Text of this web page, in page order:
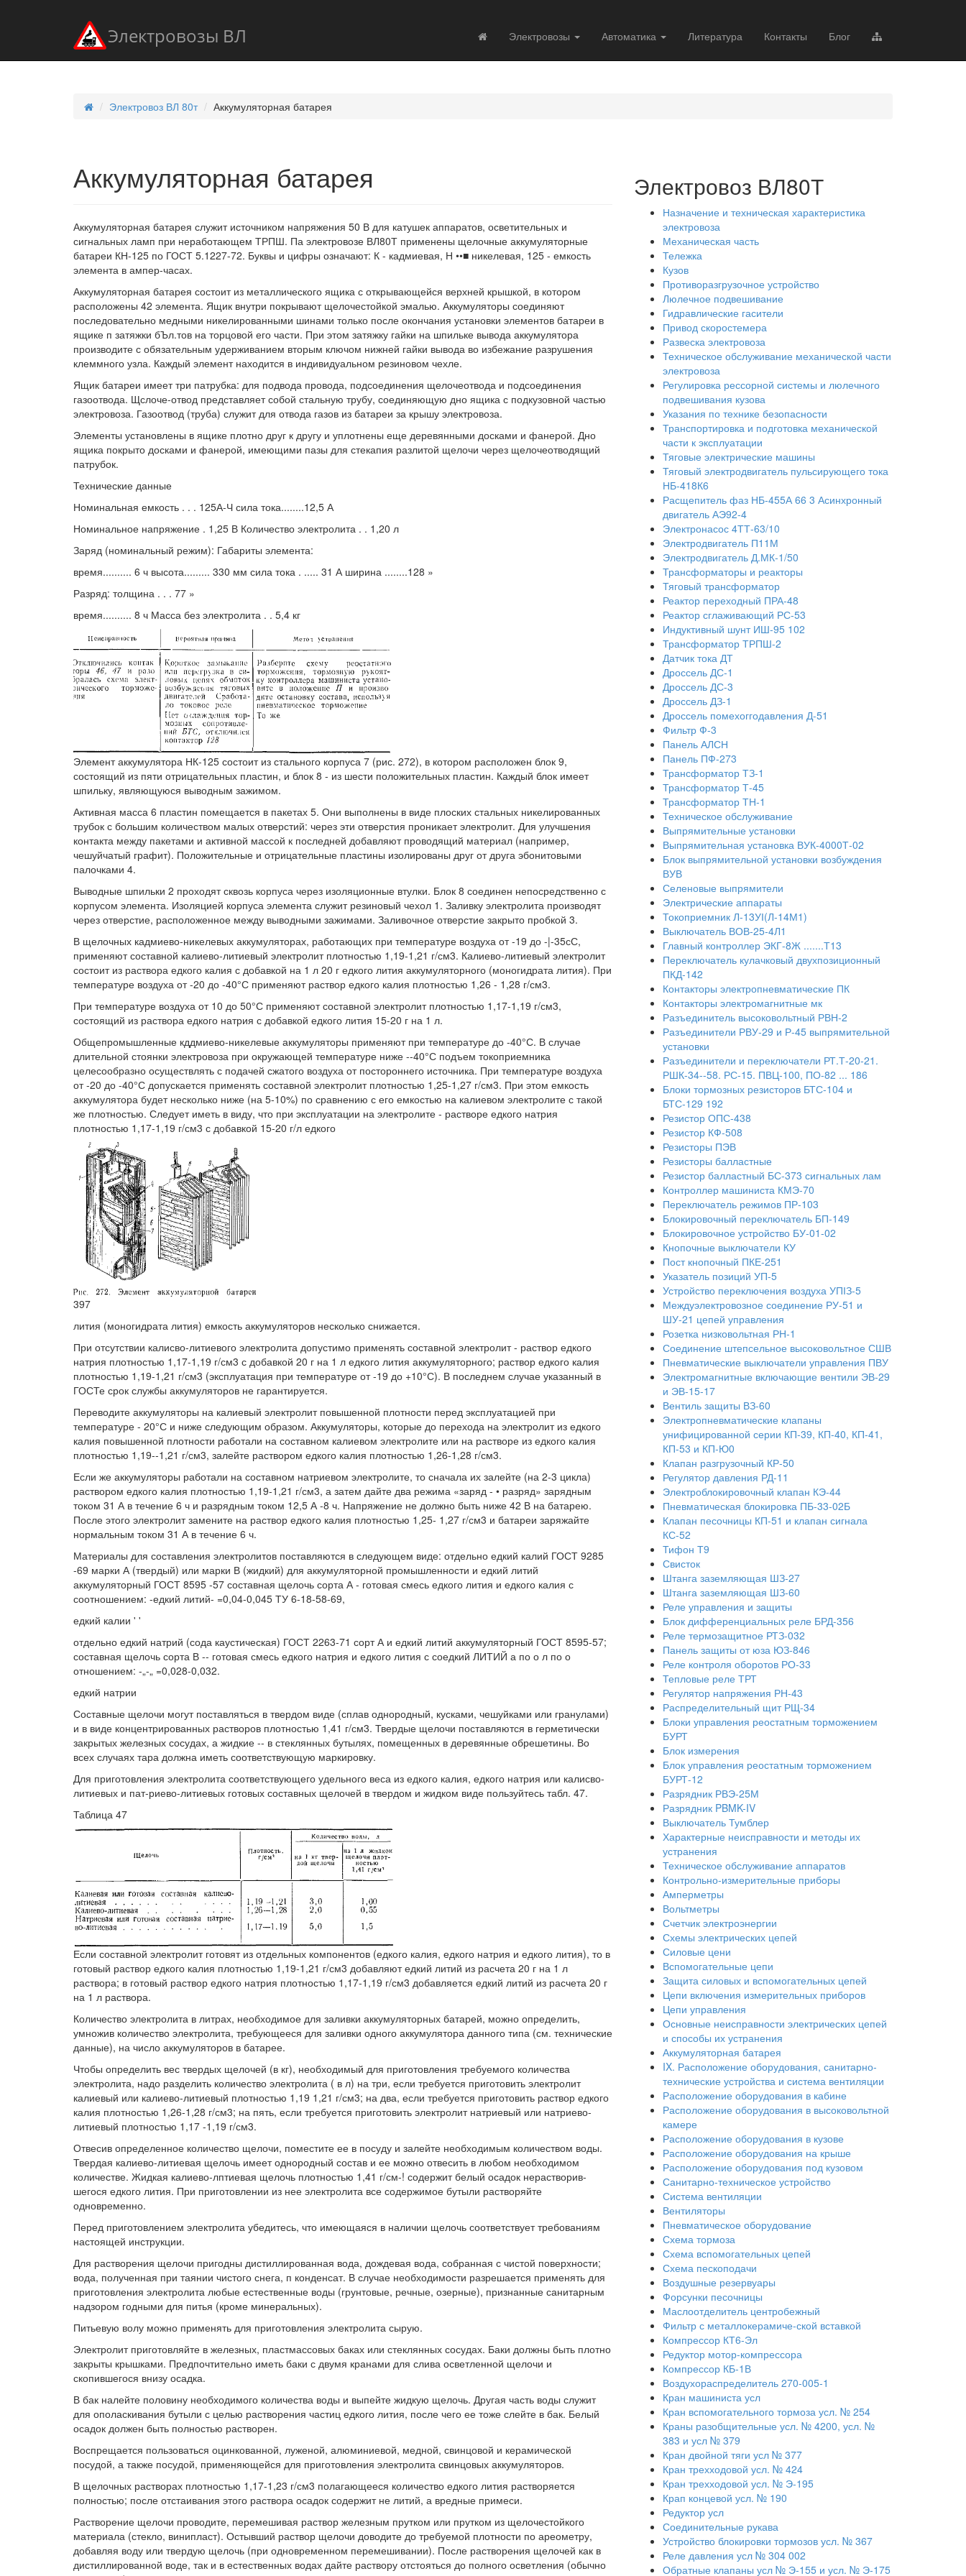
Электровозы ВЛ Электровозы Автоматика Литература Контакты Блог
Электровоз ВЛ 80т Аккумуляторная батарея
Аккумуляторная батарея
Аккумуляторная батарея служит источником напряжения 50 В для катушек аппаратов, осветительных и
сигнальных ламп при неработающем ТРПШ. Па электровозе ВЛ80Т применены щелочные аккумуляторные
батареи КН-125 по ГОСТ 5.1227-72. Буквы и цифры означают: К - кадмиевая, Н ••■ никелевая, 125 - емкость
элемента в ампер-часах.
Аккумуляторная батарея состоит из металлического ящика с открывающейся верхней крышкой, в котором
расположены 42 элемента. Ящик внутри покрывают щелочестойкой эмалью. Аккумуляторы соединяют
последовательно медными никелированными шинами только после окончания установки элементов батареи в
ящике п затяжки бЪл.тов на торцовой его части. При этом затяжку гайки на шпильке вывода аккумулятора
производите с обязательным удерживанием вторым ключом нижней гайки вывода во избежание разрушения
клеммного узла. Каждый элемент находится в индивидуальном резиновом чехле.
Ящик батареи имеет три патрубка: для подвода провода, подсоединения щелочеотвода и подсоединения
газоотвода. Щслоче-отвод представляет собой стальную трубу, соединяющую дно ящика с подкузовной частью
электровоза. Газоотвод (труба) служит для отвода газов из батареи за крышу электровоза.
Элементы установлены в ящике плотно друг к другу и уплотнены еще деревянными досками и фанерой. Дно
ящика покрыто досками и фанерой, имеющими пазы для стекапия разлитой щелочи через щелочеотводящий
патрубок.
Технические данные
Номинальная емкость . . . 125А-Ч сила тока........12,5 А
Номинальное напряжение . 1,25 В Количество электролита . . 1,20 л
Заряд (номинальный режим): Габариты элемента:
время.......... 6 ч высота......... 330 мм сила тока . ..... 31 А ширина ........128 »
Разряд: толщина . . . 77 »
время.......... 8 ч Масса без электролита . . 5,4 кг
Элемент аккумулятора НК-125 состоит из стального корпуса 7 (рис. 272), в котором расположен блок 9,
состоящий из пяти отрицательных пластин, и блок 8 - из шести положительных пластин. Каждый блок имеет
шпильку, являющуюся выводным зажимом.
Активная масса 6 пластин помещается в пакетах 5. Они выполнены в виде плоских стальных никелированных
трубок с большим количеством малых отверстий: через эти отверстия проникает электролит. Для улучшения
контакта между пакетами и активной массой к последней добавляют проводящий материал (например,
чешуйчатый графит). Положительные и отрицательные пластины изолированы друг от друга эбонитовыми
палочками 4.
Выводные шпильки 2 проходят сквозь корпуса через изоляционные втулки. Блок 8 соединен непосредственно с
корпусом элемента. Изоляцией корпуса элемента служит резиновый чехол 1. Заливку электролита производят
через отверстие, расположенное между выводными зажимами. Заливочное отверстие закрыто пробкой 3.
В щелочных кадмиево-никелевых аккумуляторах, работающих при температуре воздуха от -19 до -|-35сС,
применяют составной калиево-литиевый электролит плотностью 1,19-1,21 г/см3. Калиево-литиевый электролит
состоит из раствора едкого калия с добавкой на 1 л 20 г едкого лития аккумуляторного (моногидрата лития). При
температуре воздуха от -20 до -40°С применяют раствор едкого калия плотностью 1,26 - 1,28 г/см3.
При температуре воздуха от 10 до 50°С применяют составной электролит плотностью 1,17-1,19 г/см3,
состоящий из раствора едкого натрия с добавкой едкого лития 15-20 г на 1 л.
Общепромышленные кддмиево-никелевые аккумуляторы применяют при температуре до -40°С. В случае
длительной стоянки электровоза при окружающей температуре ниже --40°С подъем токоприемника
целесообразно осуществлять с подачей сжатого воздуха от постороннего источника. При температуре воздуха
от -20 до -40°С допускается применять составной электролит плотностью 1,25-1,27 г/см3. При этом емкость
аккумулятора будет несколько ниже (на 5-10%) по сравнению с его емкостью на калиевом электролите с такой
же плотностью. Следует иметь в виду, что при эксплуатации на электролите - растворе едкого натрия
плотностью 1,17-1,19 г/см3 с добавкой 15-20 г/л едкого
397
лития (моногидрата лития) емкость аккумуляторов несколько снижается.
При отсутствии калисво-литиевого электролита допустимо применять составной электролит - раствор едкого
натрия плотностью 1,17-1,19 г/см3 с добавкой 20 г на 1 л едкого лития аккумуляторного; раствор едкого калия
плотностью 1,19-1,21 г/см3 (эксплуатация при температуре от -19 до +10°С). В последнем случае указанный в
ГОСТе срок службы аккумуляторов не гарантируется.
Переводите аккумуляторы на калиевый электролит повышенной плотности перед эксплуатацией при
температуре - 20°С и ниже следующим образом. Аккумуляторы, которые до перехода на электролит из едкого
калия повышенной плотности работали на составном калиевом электролите или на растворе из едкого калия
плотностью 1,19--1,21 г/см3, залейте раствором едкого калия плотностью 1,26-1,28 г/см3.
Если же аккумуляторы работали на составном натриевом электролите, то сначала их залейте (на 2-3 цикла)
раствором едкого калия плотностью 1,19-1,21 г/см3, а затем дайте два режима «заряд - • разряд» зарядным
током 31 А в течение 6 ч и разрядным током 12,5 А -8 ч. Напряжение не должно быть ниже 42 В на батарею.
После этого электролит замените на раствор едкого калия плотностью 1,25- 1,27 г/см3 и батареи заряжайте
нормальным током 31 А в течение 6 ч.
Материалы для составления электролитов поставляются в следующем виде: отдельно едкий калий ГОСТ 9285
-69 марки А (твердый) или марки В (жидкий) для аккумуляторной промышленности и едкий литий
аккумуляторный ГОСТ 8595 -57 составная щелочь сорта А - готовая смесь едкого лития и едкого калия с
соотношением: -едкий литий- =0,04-0,045 ТУ 6-18-58-69,
едкий калии ' '
отдельно едкий натрий (сода каустическая) ГОСТ 2263-71 сорт А и едкий литий аккумуляторный ГОСТ 8595-57;
составная щелочь сорта В -- готовая смесь едкого натрия и едкого лития с соедкий ЛИТИЙ а по о л по о
отношением: -„-„ =0,028-0,032.
едкий натрии
Составные щелочи могут поставляться в твердом виде (сплав однородный, кусками, чешуйками или гранулами)
и в виде концентрированных растворов плотностью 1,41 г/см3. Твердые щелочи поставляются в герметически
закрытых железных сосудах, а жидкие -- в стеклянных бутылях, помещенных в деревянные обрешетины. Во
всех случаях тара должна иметь соответствующую маркировку.
Для приготовления электролита соответствующего удельного веса из едкого калия, едкого натрия или калисво-
литиевых и пат-риево-литиевых готовых составных щелочей в твердом и жидком виде пользуйтесь табл. 47.
Таблица 47
Если составной электролит готовят из отдельных компонентов (едкого калия, едкого натрия и едкого лития), то в
готовый раствор едкого калия плотностью 1,19-1,21 г/см3 добавляют едкий литий из расчета 20 г на 1 л
раствора; в готовый раствор едкого натрия плотностью 1,17-1,19 г/см3 добавляется едкий литий из расчета 20 г
на 1 л раствора.
Количество электролита в литрах, необходимое для заливки аккумуляторных батарей, можно определить,
умножив количество электролита, требующееся для заливки одного аккумулятора данного типа (см. технические
данные), на число аккумуляторов в батарее.
Чтобы определить вес твердых щелочей (в кг), необходимый для приготовления требуемого количества
электролита, надо разделить количество электролита ( в л) на три, если требуется приготовить электролит
калиевый или калиево-литиевый плотностью 1,19 1,21 г/см3; на два, если требуется приготовить раствор едкого
калия плотностью 1,26-1,28 г/см3; на пять, если требуется приготовить электролит натриевый или натриево-
литиевый плотностью 1,17 -1,19 г/см3.
Отвесив определенное количество щелочи, поместите ее в посуду и залейте необходимым количеством воды.
Твердая калиево-литиевая щелочь имеет однородный состав и ее можно отвесить в любом необходимом
количестве. Жидкая калиево-лптиевая щелочь плотностью 1,41 г/см-! содержит белый осадок нерастворив-
шегося едкого лития. При приготовлении из нее электролита все содержимое бутыли растворяйте
одновременно.
Перед приготовлением электролита убедитесь, что имеющаяся в наличии щелочь соответствует требованиям
настоящей инструкции.
Для растворения щелочи пригодны дистиллированная вода, дождевая вода, собранная с чистой поверхности;
вода, полученная при таянии чистого снега, п конденсат. В случае необходимости разрешается применять для
приготовления электролита любые естественные воды (грунтовые, речные, озерные), признанные санитарным
надзором годными для питья (кроме минеральных).
Питьевую волу можно применять для приготовления электролита сырую.
Электролит приготовляйте в железных, пластмассовых баках или стеклянных сосудах. Баки должны быть плотно
закрыты крышками. Предпочтительно иметь баки с двумя кранами для слива осветленной щелочи и
скопившегося внизу осадка.
В бак налейте половину необходимого количества воды и выпейте жидкую щелочь. Другая часть воды служит
для ополаскивания бутыли с целью растворения частиц едкого лития, после чего ее тоже слейте в бак. Белый
осадок должен быть полностью растворен.
Воспрещается пользоваться оцинкованной, луженой, алюминиевой, медной, свинцовой и керамической
посудой, а также посудой, применяющейся для приготовления электролита свинцовых аккумуляторов.
В щелочных растворах плотностью 1,17-1,23 г/см3 полагающееся количество едкого лития растворяется
полностью; после отстаивания этого раствора осадок содержит не литий, а вредные примеси.
Растворение щелочи проводите, перемешивая раствор железным прутком или прутком из щелочестойкого
материала (стекло, винипласт). Остывший раствор щелочи доводите до требуемой плотности по ареометру,
добавляя воду или твердую щелочь (при одновременном перемешивании). После растворения щелочей как в
дистиллированной воде, так и в естественных водах дайте раствору отстояться до полного осветления (обычно
Электровоз ВЛ80Т
Назначение и техническая характеристика
электровоза
Механическая часть
Тележка
Кузов
Противоразгрузочное устройство
Люлечное подвешивание
Гидравлические гасители
Привод скоростемера
Развеска электровоза
Техническое обслуживание механической части
электровоза
Регулировка рессорной системы и люлечного
подвешивания кузова
Указания по технике безопасности
Транспортировка и подготовка механической
части к эксплуатации
Тяговые электрические машины
Тяговый электродвигатель пульсирующего тока
НБ-418К6
Расщепитель фаз НБ-455А 66 3 Асинхронный
двигатель АЭ92-4
Электронасос 4ТТ-63/10
Электродвигатель П11М
Электродвигатель Д.МК-1/50
Трансформаторы и реакторы
Тяговый трансформатор
Реактор переходный ПРА-48
Реактор сглаживающий РС-53
Индуктивный шунт ИШ-95 102
Трансформатор ТРПШ-2
Датчик тока ДТ
Дроссель ДС-1
Дроссель ДС-3
Дроссель ДЗ-1
Дроссель помехоггодавления Д-51
Фильтр Ф-3
Панель АЛСН
Панель ПФ-273
Трансформатор ТЗ-1
Трансформатор Т-45
Трансформатор ТН-1
Техническое обслуживание
Выпрямительные установки
Выпрямительная установка ВУК-4000Т-02
Блок выпрямительной установки возбуждения
ВУВ
Селеновые выпрямители
Электрические аппараты
Токоприемник Л-13УІ(Л-14М1)
Выключатель ВОВ-25-4Л1
Главный контроллер ЭКГ-8Ж .......Т13
Переключатель кулачковый двухпозиционный
ПКД-142
Контакторы электропневматические ПК
Контакторы электромагнитные мк
Разъединитель высоковольтный РВН-2
Разъединители РВУ-29 и Р-45 выпрямительной
установки
Разъединители и переключатели РТ.Т-20-21.
РШК-34--58. РС-15. ПВЦ-100, ПО-82 ... 186
Блоки тормозных резисторов БТС-104 и
БТС-129 192
Резистор ОПС-438
Резистор КФ-508
Резисторы ПЭВ
Резисторы балластные
Резистор балластный БС-373 сигнальных лам
Контроллер машиниста КМЭ-70
Переключатель режимов ПР-103
Блокировочный переключатель БП-149
Блокировочное устройство БУ-01-02
Кнопочные выключатели КУ
Пост кнопочный ПКЕ-251
Указатель позиций УП-5
Устройство переключения воздуха УПІЗ-5
Междуэлектровозное соединение РУ-51 и
ШУ-21 цепей управления
Розетка низковольтная РН-1
Соединение штепсельное высоковольтное СШВ
Пневматические выключатели управления ПВУ
Электромагнитные включающие вентили ЭВ-29
и ЭВ-15-17
Вентиль защиты ВЗ-60
Электропневматические клапаны
унифицированной серии КП-39, КП-40, КП-41,
КП-53 и КП-Ю0
Клапан разгрузочный КР-50
Регулятор давления РД-11
Электроблокировочный клапан КЭ-44
Пневматическая блокировка ПБ-33-02Б
Клапан песочницы КП-51 и клапан сигнала
КС-52
Тифон Т9
Свисток
Штанга заземляющая ШЗ-27
Штанга заземляющая ШЗ-60
Реле управления и защиты
Блок дифференциальных реле БРД-356
Реле термозащитное РТЗ-032
Панель защиты от юза ЮЗ-846
Реле контроля оборотов РО-33
Тепловые реле ТРТ
Регулятор напряжения РН-43
Распределительный щит РЩ-34
Блоки управления реостатным торможением
БУРТ
Блок измерения
Блок управления реостатным торможением
БУРТ-12
Разрядник РВЭ-25М
Разрядник PBMK-IV
Выключатель Тумблер
Характерные неисправности и методы их
устранения
Техническое обслуживание аппаратов
Контрольно-измерительные приборы
Амперметры
Вольтметры
Счетчик электроэнергии
Схемы электрических цепей
Силовые цени
Вспомогательные цепи
Защита силовых и вспомогательных цепей
Цепи включения измерительных приборов
Цепи управления
Основные неисправности электрических цепей
и способы их устранения
Аккумуляторная батарея
IX. Расположение оборудования, санитарно-
технические устройства и система вентиляции
Расположение оборудования в кабине
Расположение оборудования в высоковольтной
камере
Расположение оборудования в кузове
Расположение оборудования на крыше
Расположение оборудования под кузовом
Санитарно-техническое устройство
Система вентиляции
Вентиляторы
Пневматическое оборудование
Схема тормоза
Схема вспомогательных цепей
Схема пескоподачи
Воздушные резервуары
Форсунки песочницы
Маслоотделитель центробежный
Фильтр с металлокерамиче-ской вставкой
Компрессор КТ6-Эл
Редуктор мотор-компрессора
Компрессор КБ-1В
Воздухораспределитель 270-005-1
Кран машиниста усл
Кран вспомогательного тормоза усл. № 254
Краны разобщительные усл. № 4200, усл. №
383 и усл № 379
Кран двойной тяги усл № 377
Кран трехходовой усл. № 424
Кран трехходовой усл. № Э-195
Крап концевой усл. № 190
Редуктор усл
Соединительные рукава
Устройство блокировки тормозов усл. № 367
Реле давления усл № 304 002
Обратные клапаны усл № Э-155 и усл. № Э-175